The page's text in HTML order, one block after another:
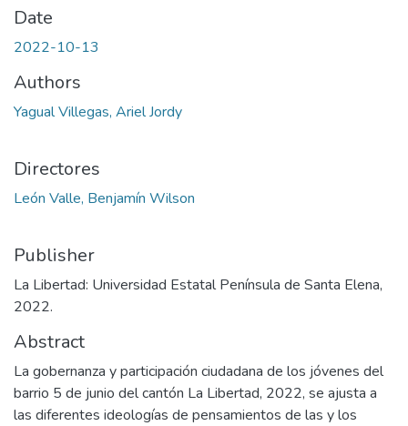
Date
2022-10-13
Authors
Yagual Villegas, Ariel Jordy
Directores
León Valle, Benjamín Wilson
Publisher
La Libertad: Universidad Estatal Península de Santa Elena,
2022.
Abstract
La gobernanza y participación ciudadana de los jóvenes del
barrio 5 de junio del cantón La Libertad, 2022, se ajusta a
las diferentes ideologías de pensamientos de las y los